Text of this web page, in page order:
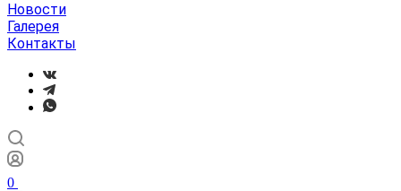
Новости
Галерея
Контакты
0